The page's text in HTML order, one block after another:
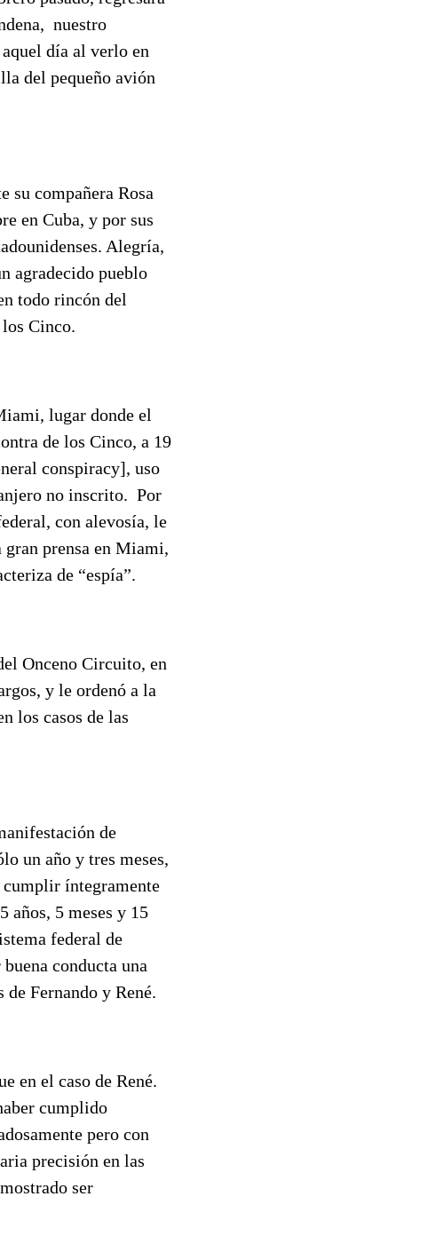
nuestro
día al verlo en
del pequeño avión
compañera Rosa
en Cuba, y por sus
Alegría,
agradecido pueblo
todo rincón del
Cinco.
lugar donde el
de los Cinco, a 19
conspiracy], uso
no inscrito. Por
con alevosía, le
gran prensa en Miami,
de “espía”.
Onceno Circuito, en
y le ordenó a la
los casos de las
de
un año y tres meses,
cumplir íntegramente
años, 5 meses y 15
federal de
conducta una
Fernando y René.
en el caso de René.
cumplido
pero con
precisión en las
ser